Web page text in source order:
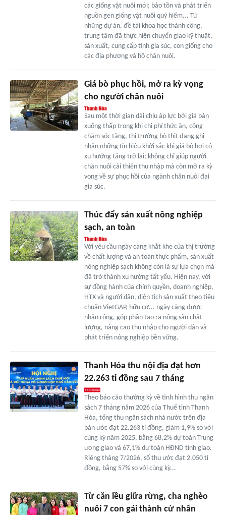
các giống vật nuôi mới; bảo tồn và phát triển
nguồn gen giống vật nuôi quý hiếm... Từ
những dự án, đề tài khoa học thành công,
trung tâm đã thực hiện chuyển giao kỹ thuật,
sản xuất, cung cấp tinh gia súc, con giống cho
các địa phương và hộ chăn nuôi.
Giá bò phục hồi, mở ra kỳ vọng
cho người chăn nuôi
Sau một thời gian dài chịu áp lực bởi giá bán
xuống thấp trong khi chi phí thức ăn, công
chăm sóc tăng, thị trường bò thịt đang ghi
nhận những tín hiệu khởi sắc khi giá bò hơi có
xu hướng tăng trở lại; không chỉ giúp người
chăn nuôi cải thiện thu nhập mà còn mở ra kỳ
vọng về sự phục hồi của ngành chăn nuôi đại
gia súc.
Thúc đẩy sản xuất nông nghiệp
sạch, an toàn
Với yêu cầu ngày càng khắt khe của thị trường
về chất lượng và an toàn thực phẩm, sản xuất
nông nghiệp sạch không còn là sự lựa chọn mà
đã trở thành xu hướng tất yếu. Hiện nay, với
sự đồng hành của chính quyền, doanh nghiệp,
HTX và người dân, diện tích sản xuất theo tiêu
chuẩn VietGAP, hữu cơ... ngày càng được
nhân rộng, góp phần tạo ra nông sản chất
lượng, nâng cao thu nhập cho người dân và
phát triển nông nghiệp bền vững.
Thanh Hóa thu nội địa đạt hơn
22.263 tỉ đồng sau 7 tháng
Theo báo cáo thường kỳ về tình hình thu ngân
sách 7 tháng năm 2026 của Thuế tỉnh Thanh
Hóa, tổng thu ngân sách nhà nước trên địa
bàn ước đạt 22.263 tỉ đồng, giảm 1,9% so với
cùng kỳ năm 2025, bằng 68,2% dự toán Trung
ương giao và 67,1% dự toán HĐND tỉnh giao.
Riêng tháng 7/2026, số thu ước đạt 2.050 tỉ
đồng, bằng 57% so với cùng kỳ...
Từ căn lều giữa rừng, cha nghèo
nuôi 7 con gái thành cử nhân